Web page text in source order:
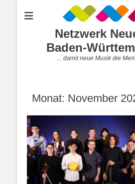
Netzwerk
Baden-
... damit neue Musik die
Monat: November